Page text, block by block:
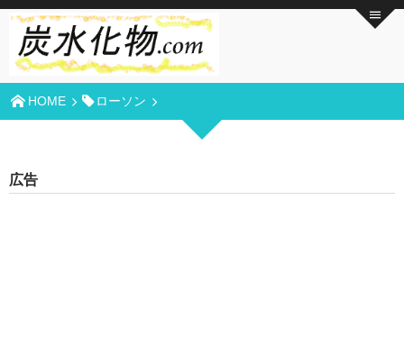
HOME ローソン
広告